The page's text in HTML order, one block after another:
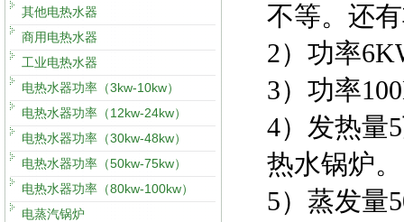
其他电热水器
商用电热水器
工业电热水器
电热水器功率（3kw-10kw）
电热水器功率（12kw-24kw）
电热水器功率（30kw-48kw）
电热水器功率（50kw-75kw）
电热水器功率（80kw-100kw）
电蒸汽锅炉
不等。还
2）功率
3）功率
4）发热量
热水锅炉。
5）蒸发量